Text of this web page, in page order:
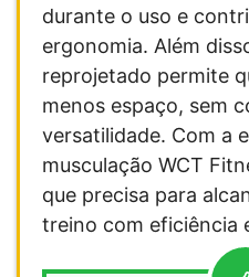
durante o uso e
ergonomia. Além
reprojetado permite
menos espaço, sem
versatilidade. Com a
musculação WCT
que precisa para
treino com eficiência